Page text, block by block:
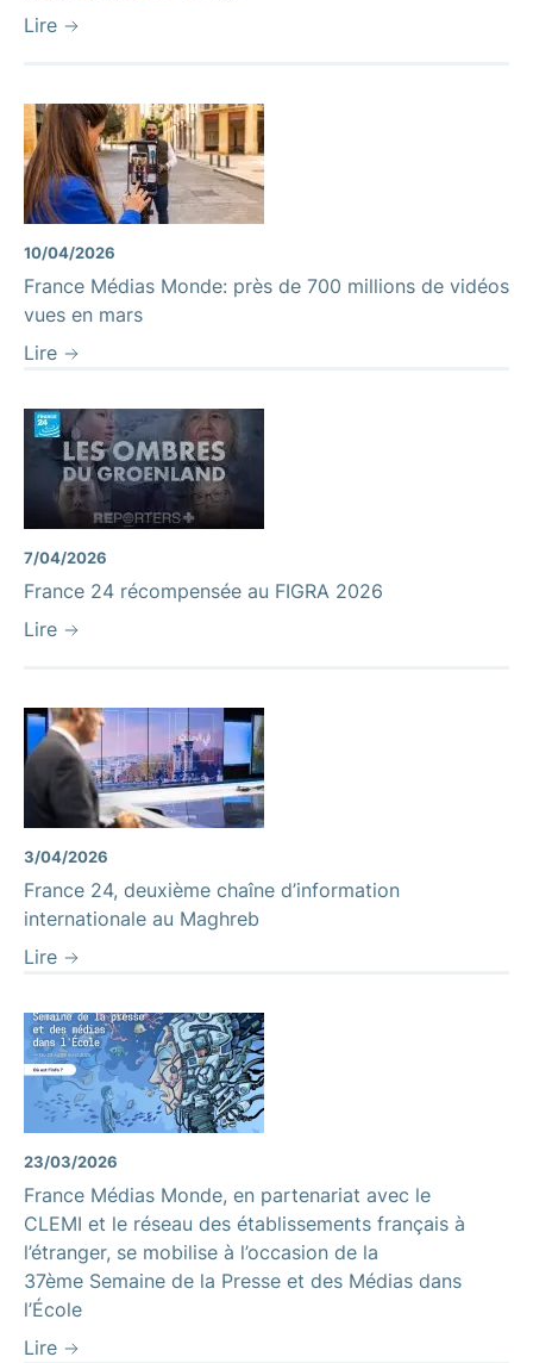
Lire
10/04/2026
France Médias Monde: près de 700 millions de vidéos
vues en mars
Lire
7/04/2026
France 24 récompensée au FIGRA 2026
Lire
3/04/2026
France 24, deuxième chaîne d’information
internationale au Maghreb
Lire
23/03/2026
France Médias Monde, en partenariat avec le
CLEMI et le réseau des établissements français à
l’étranger, se mobilise à l’occasion de la
37ème Semaine de la Presse et des Médias dans
l’École
Lire